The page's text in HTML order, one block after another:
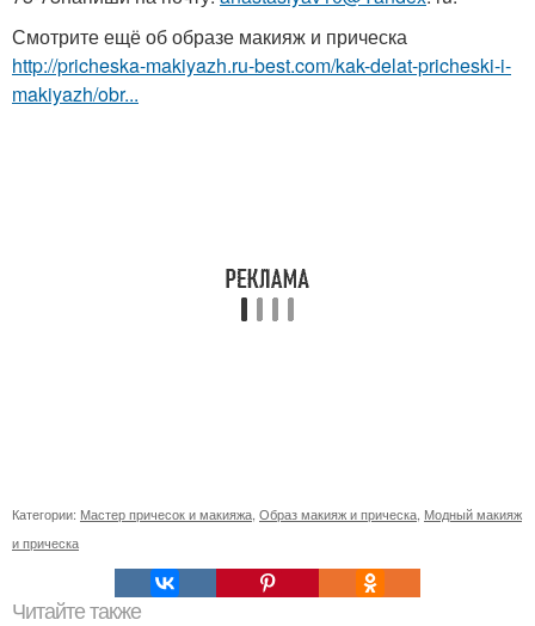
Смотрите ещё об образе макияж и прическа
http://pricheska-makiyazh.ru-best.com/kak-delat-pricheski-i-
makiyazh/obr...
Категории: Мастер причесок и макияжа Образ макияж и прическа Модный макияж
и прическа
Читайте также